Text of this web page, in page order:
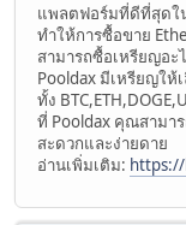
แพลตฟอร์มที่ดีที่สุดใ
ทำให้การซื้อขาย
สามารถซื้อเหรียญอะ
Pooldax มีเหรียญให้
ทั้ง
ที่ Pooldax คุณสามา
สะดวกและง่ายดาย
อ่านเพิ่มเติม: